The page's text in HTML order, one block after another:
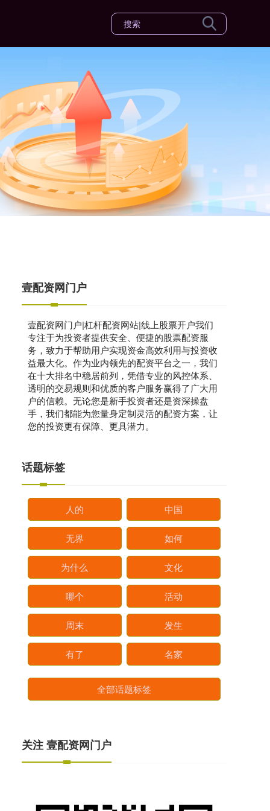
壹配资网门户
壹配资网门户|杠杆配资网站|线上股票开户我们
专注于为投资者提供安全、便捷的股票配资服
务，致力于帮助用户实现资金高效利用与投资收
益最大化。作为业内领先的配资平台之一，我们
在十大排名中稳居前列，凭借专业的风控体系、
透明的交易规则和优质的客户服务赢得了广大用
户的信赖。无论您是新手投资者还是资深操盘
手，我们都能为您量身定制灵活的配资方案，让
您的投资更有保障、更具潜力。
话题标签
人的 中国
无界 如何
为什么 文化
哪个 活动
周末 发生
有了 名家
全部话题标签
关注 壹配资网门户